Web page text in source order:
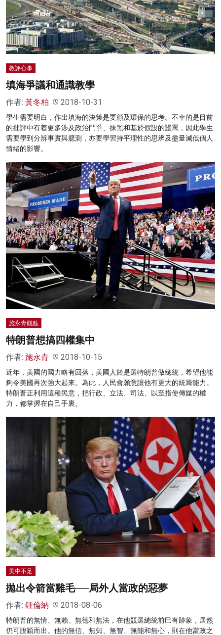
教評心事
填海爭議和通識教學
作者: 黃冬柏 2018-10-31
學生需要明白，作出填海的決策是要顧及環保的思考。不幸的是目前
的批評中有着更多涉及政治鬥爭、抹黑和基於假設的謾罵，因此學生
需要學到分辨事實與臆測，亦要學習持平理性的思辨及盡量減低個人
情緒的影響。
施永青觀點
特朗普想搞四權集中
作者: 施永青 2018-10-15
近年，美國的國力略有回落，美國人於是選特朗普做總統，希望他能
夠令美國再次強大起來。為此，人民會願意讓他有更大的統籌能力。
特朗普正利用這種民意，把行政、立法、司法、以至指使傳媒的權
力，都掌握在自己手裏。
美中不足
拋出令箭當雞毛──局外人當政的惡夢
作者: 鍾倫納 2018-08-06
特朗普的無情、無賴、無德和無法，在他競選總統前巳有跡象，居然
仍可脫穎而出。他的無信、無知、無智、無能和無心，則在他當政之